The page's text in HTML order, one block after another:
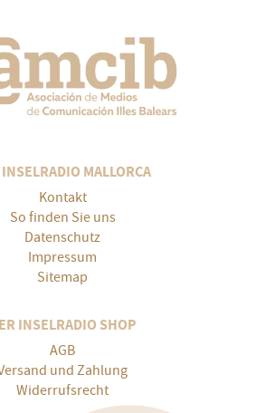
INSELRADIO MALLORCA
Kontakt
So finden Sie uns
Datenschutz
Impressum
Sitemap
INSELRADIO SHOP
AGB
und Zahlung
Widerrufsrecht